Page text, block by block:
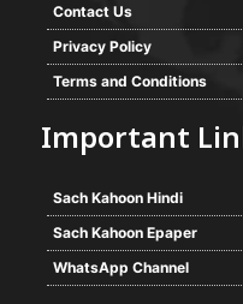
Contact Us
Privacy Policy
Terms and Conditions
Important
Sach Kahoon Hindi
Sach Kahoon Epaper
WhatsApp Channel